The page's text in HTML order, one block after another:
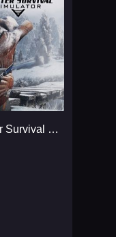
Winter Survival Simulator